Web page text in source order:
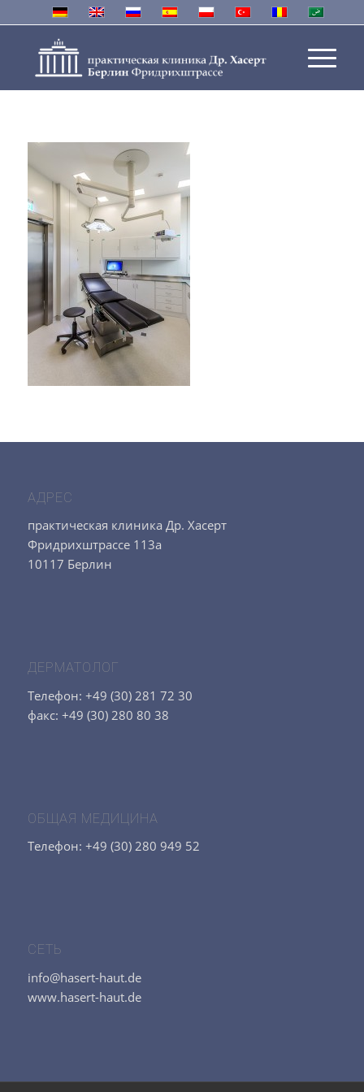
АДРЕС
практическая клиника Др. Хасерт
Фридрихштрассе 113а
10117 Берлин
ДЕРМАТОЛОГ
Телефон: +49 (30) 281 72 30
факс: +49 (30) 280 80 38
ОБЩАЯ МЕДИЦИНА
Телефон: +49 (30) 280 949 52
СЕТЬ
info@hasert-haut.de
www.hasert-haut.de